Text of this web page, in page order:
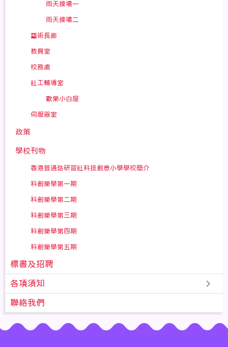
雨天操場一
雨天操場二
藝術長廊
教員室
校務處
社工輔導室
歡樂小白屋
伺服器室
政策
學校刊物
香港普通話研習社科技創意小學學校簡介
科創樂學第一期
科創樂學第二期
科創樂學第三期
科創樂學第四期
科創樂學第五期
標書及招聘
各項須知
聯絡我們